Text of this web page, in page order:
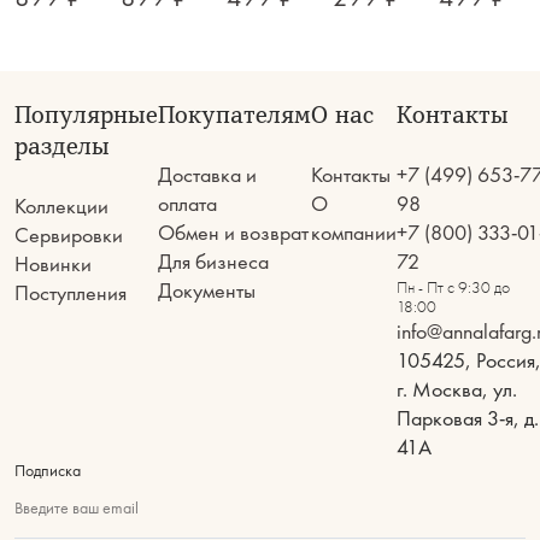
Популярные
разделы
Коллекции
Сервировки
Новинки
Поступления
Покупателям
Доставка и
оплата
Обмен и возврат
Для бизнеса
Документы
О нас
Контакты
О
компании
Контакты
+7 (499) 653-
98
+7 (800) 333-
72
Пн - Пт с 9:30 до
18:00
105425, Россия,
г. Москва, ул.
Парковая 3-я, д.
41А
Подписка
Введите ваш email